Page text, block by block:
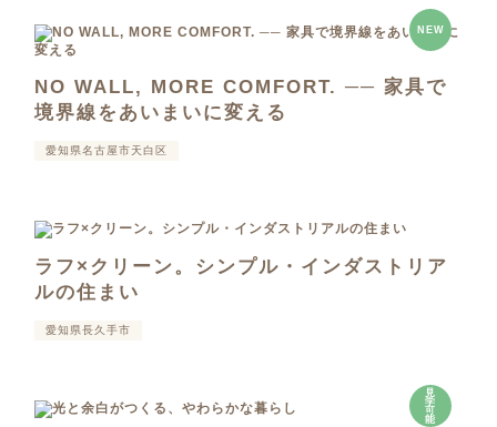
NEW
NO WALL, MORE COMFORT. ── 家具で
境界線をあいまいに変える
愛知県名古屋市天白区
ラフ×クリーン。シンプル・インダストリア
ルの住まい
愛知県長久手市
見
学
可
能